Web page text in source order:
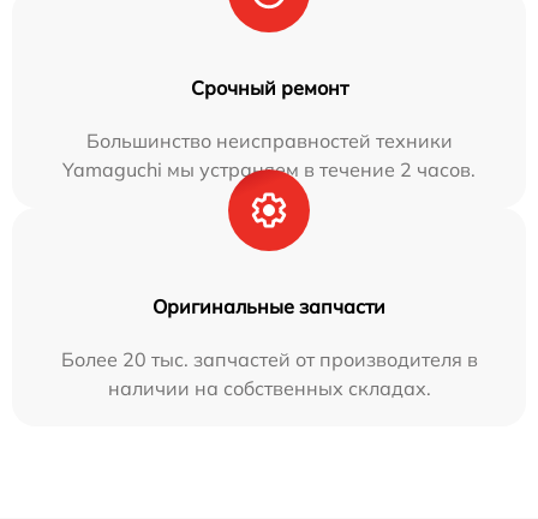
Срочный ремонт
Большинство неисправностей техники
Yamaguchi мы устраняем в течение 2 часов.
Оригинальные запчасти
Более 20 тыс. запчастей от производителя в
наличии на собственных складах.